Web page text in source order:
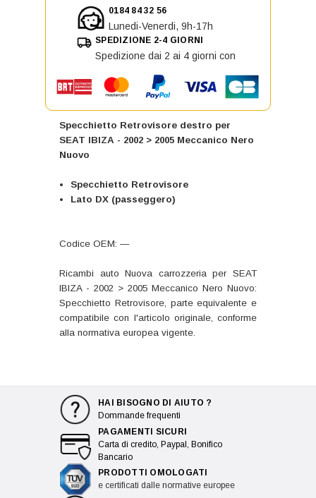
Specchietto Retrovisore destro per
SEAT IBIZA - 2002 > 2005 Meccanico Nero
Nuovo
Specchietto Retrovisore
Lato DX (passeggero)
Codice OEM: —
Ricambi auto Nuova carrozzeria per SEAT
IBIZA - 2002 > 2005 Meccanico Nero Nuovo:
Specchietto Retrovisore, parte equivalente e
compatibile con l'articolo originale, conforme
alla normativa europea vigente.
0184 84 32 56
Lunedi-Venerdi, 9h-17h
SPEDIZIONE 2-4 GIORNI
Spedizione dai 2 ai 4 giorni con
HAI BISOGNO DI AIUTO ?
Dommande frequenti
PAGAMENTI SICURI
Carta di credito, Paypal, Bonifico
Bancario
PRODOTTI OMOLOGATI
e certificati dalle normative europee